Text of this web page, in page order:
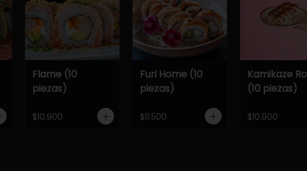
Flame (10
piezas)
$10.900
Furi Home (10
piezas)
$11.500
Kamikaze
(10 piezas)
$10.900